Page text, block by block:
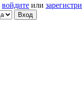
войдите или